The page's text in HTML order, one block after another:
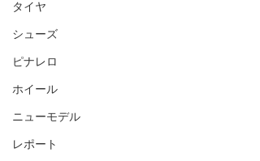
タイヤ
シューズ
ピナレロ
ホイール
ニューモデル
レポート